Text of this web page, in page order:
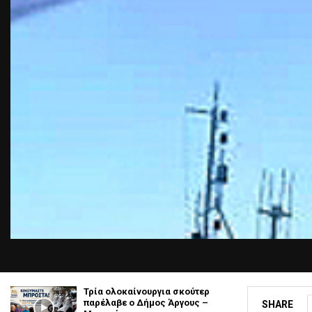
SHARE
Τρία ολοκαίνουργια σκούτερ
παρέλαβε o Δήμος Άργους –